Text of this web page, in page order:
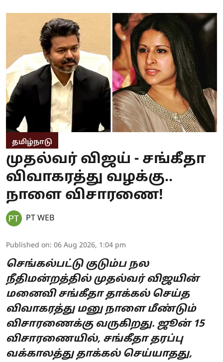
தமிழ்நாடு
முதல்வர் விஜய் - சங்கீதா
விவாகரத்து வழக்கு..
நாளை விசாரணை!
PT WEB
Published on: 06 Aug 2026, 1:04 pm
செங்கல்பட்டு குடும்ப நல
நீதிமன்றத்தில் முதல்வர் விஜயின்
மனைவி சங்கீதா தாக்கல் செய்த
விவாகரத்து மனு நாளை மீண்டும்
விசாரணைக்கு வருகிறது. ஜூன் 15
விசாரணையில், சங்கீதா தரப்பு
வக்காலத்து தாக்கல் செய்யாதது,